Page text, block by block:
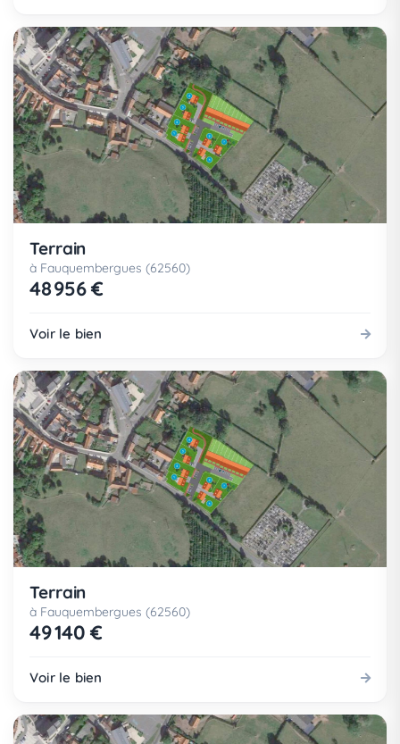
Terrain
à Fauquembergues (62560)
48 956 €
Voir le bien
Terrain
à Fauquembergues (62560)
49 140 €
Voir le bien